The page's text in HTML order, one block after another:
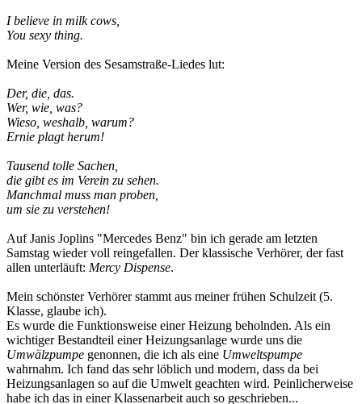
I believe in milk cows,
You sexy thing.
Meine Version des Sesamstraße-Liedes lut:
Der, die, das.
Wer, wie, was?
Wieso, weshalb, warum?
Ernie plagt herum!
Tausend tolle Sachen,
die gibt es im Verein zu sehen.
Manchmal muss man proben,
um sie zu verstehen!
Auf Janis Joplins "Mercedes Benz" bin ich gerade am letzten
Samstag wieder voll reingefallen. Der klassische Verhörer, der fast
allen unterläuft: Mercy Dispense.
Mein schönster Verhörer stammt aus meiner frühen Schulzeit (5.
Klasse, glaube ich).
Es wurde die Funktionsweise einer Heizung beholnden. Als ein
wichtiger Bestandteil einer Heizungsanlage wurde uns die
Umwälzpumpe genonnen, die ich als eine Umweltspumpe
wahrnahm. Ich fand das sehr löblich und modern, dass da bei
Heizungsanlagen so auf die Umwelt geachten wird. Peinlicherweise
habe ich das in einer Klassenarbeit auch so geschrieben...